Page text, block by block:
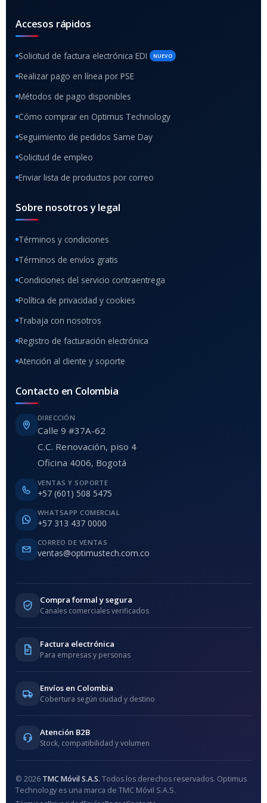
Accesos rápidos
Solicitud de factura electrónica EDI NUEVO
Realizar pago en línea por PSE
Métodos de pago disponibles
Cómo comprar en Optimus Technology
Seguimiento de pedidos Same Day
Solicitud de empleo
Enviar lista de productos por correo
Sobre nosotros y legal
Términos y condiciones
Términos de envíos gratis
Condiciones del servicio contraentrega
Política de privacidad y cookies
Trabaja con nosotros
Registro de facturación electrónica
Atención al cliente y soporte
Contacto en Colombia
DIRECCIÓN
Calle 9 #37A-62
C.C. Renovación, piso 4
Oficina 4006, Bogotá
VENTAS Y SOPORTE
+57 (601) 508 5475
WHATSAPP COMERCIAL
+57 313 437 0000
CORREO DE VENTAS
ventas@optimustech.com.co
Compra formal y segura
Canales comerciales verificados
Factura electrónica
Para empresas y personas
Envíos en Colombia
Cobertura según ciudad y destino
Atención B2B
Stock, compatibilidad y volumen
© 2026 TMC Móvil S.A.S. Todos los derechos reservados. Optimus
Technology es una marca de TMC Móvil S.A.S.